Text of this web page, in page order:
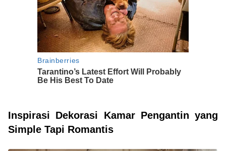
Inspirasi Dekorasi Kamar Pengantin yang
Simple Tapi Romantis